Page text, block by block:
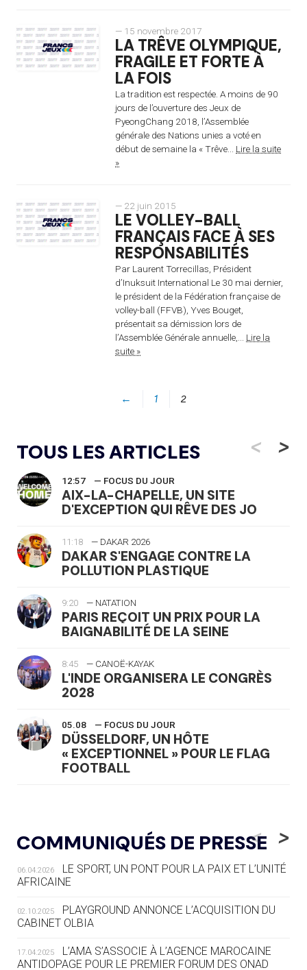
— 15 novembre 2017
LA TRÊVE OLYMPIQUE,
FRAGILE ET FORTE À
LA FOIS
La tradition est respectée. A moins de 90
jours de l’ouverture des Jeux de
PyeongChang 2018, l’Assemblée
générale des Nations unies a voté en
début de semaine la « Trêve... Lire la suite
»
— 22 juin 2015
LE VOLLEY-BALL
FRANÇAIS FACE À SES
RESPONSABILITÉS
Par Laurent Torrecillas, Président
d’Inuksuit International Le 30 mai dernier,
le président de la Fédération française de
volley-ball (FFVB), Yves Bouget,
présentait sa démission lors de
l’Assemblée Générale annuelle,... Lire la
suite »
← 1 2
TOUS LES ARTICLES <
12:57 — FOCUS DU JOUR
AIX-LA-CHAPELLE, UN SITE
D'EXCEPTION QUI RÊVE DES JO
11:18 — DAKAR 2026
DAKAR S'ENGAGE CONTRE LA
POLLUTION PLASTIQUE
9:20 — NATATION
PARIS REÇOIT UN PRIX POUR LA
BAIGNABILITÉ DE LA SEINE
8:45 — CANOË-KAYAK
L'INDE ORGANISERA LE CONGRÈS
2028
05.08 — FOCUS DU JOUR
DÜSSELDORF, UN HÔTE
« EXCEPTIONNEL » POUR LE FLAG
FOOTBALL
LE RÊVE DE VOIR LA LUGE ALPINE
AUX JO « N'EST PAS FINI »
05.08 — TIR À L'ARC
DES MONDIAUX À BRISBANE SUR LA
ROUTE DES JO 2032
LE VILLAGE OLYMPIQUE DES ARAVIS
SE DESSINE
>
COMMUNIQUÉS DE PRESSE
<
06.04.2026
LE SPORT, UN PONT POUR LA PAIX ET L’UNITÉ
AFRICAINE
02.10.2025
PLAYGROUND ANNONCE L’ACQUISITION DU
CABINET OLBIA
17.04.2025
L’AMA S’ASSOCIE À L’AGENCE MAROCAINE
ANTIDOPAGE POUR LE PREMIER FORUM DES ONAD
>